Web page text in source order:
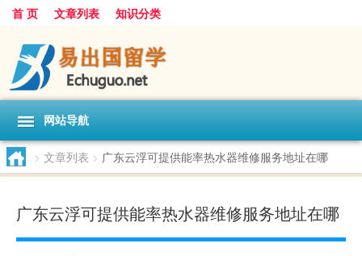
首 页 文章列表 知识分类
网站导航
> 文章列表 > 广东云浮可提供能率热水器维修服务地址在哪
广东云浮可提供能率热水器维修服务地址在哪